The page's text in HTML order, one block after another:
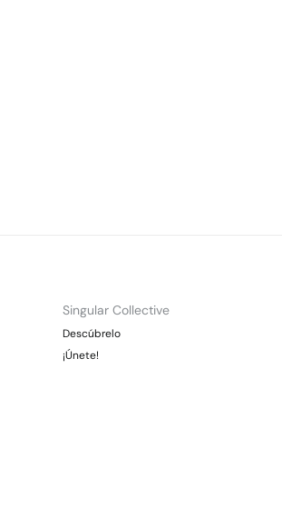
Singular Collective
Descúbrelo
¡Únete!